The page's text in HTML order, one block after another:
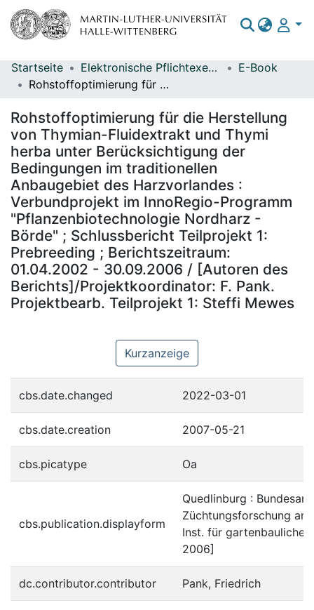
Bereiche & Sammlungen
Statistiken
Startseite Elektronische Pflichtexemplare
E-Book
Rohstoffoptimierung für die Herstellung von Thymian-Fluidextrakt und Thymi herba unter Berücksichtigung der Bedingungen im traditionellen Anbaugebiet des Harzvorlandes : Verbundprojekt im InnoRegio-Programm "Pflanzenbiotechnologie Nordharz - Börde" ; Schlussbericht Teilprojekt 1: Prebreeding ; Berichtszeitraum: 01.04.2002 - 30.09.2006 / [Autoren des Berichts]/Projektkoordinator: F. Pank. Projektbearb. Teilprojekt 1: Steffi Mewes
Rohstoffoptimierung für die Herstellung
von Thymian-Fluidextrakt und Thymi
herba unter Berücksichtigung der
Bedingungen im traditionellen
Anbaugebiet des Harzvorlandes :
Verbundprojekt im InnoRegio-Programm
"Pflanzenbiotechnologie Nordharz -
Börde" ; Schlussbericht Teilprojekt 1:
Prebreeding ; Berichtszeitraum:
01.04.2002 - 30.09.2006 / [Autoren des
Berichts]/Projektkoordinator: F. Pank.
Projektbearb. Teilprojekt 1: Steffi Mewes
Kurzanzeige
cbs.date.changed 2022-03-01
cbs.date.creation 2007-05-21
cbs.picatype Oa
cbs.publication.displayform
Quedlinburg :
Züchtungsforschung an
Inst. für gartenbauliche
2006]
dc.contributor.contributor Pank, Friedrich